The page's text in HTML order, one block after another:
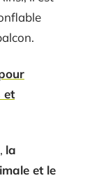
et
la
et le